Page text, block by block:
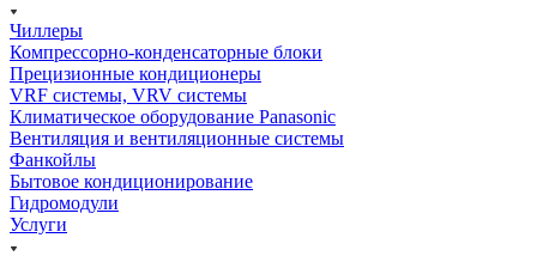
Чиллеры
Компрессорно-конденсаторные блоки
Прецизионные кондиционеры
VRF системы, VRV системы
Климатическое оборудование Panasonic
Вентиляция и вентиляционные системы
Фанкойлы
Бытовое кондиционирование
Гидромодули
Услуги